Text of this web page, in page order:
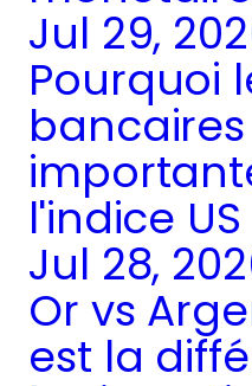
Jul 29,
Pourquoi
l'indice
Jul 28,
Or vs
est la